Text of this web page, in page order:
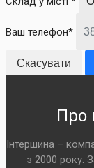
Ваш телефон*
Скасувати
Про
Інтершина –
з 2000 року.